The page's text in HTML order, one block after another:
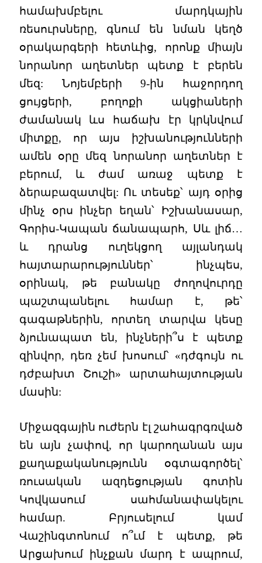
համախմբելու մարդկային
ռեսուրսները, գնում են նման կեղծ
օրակարգերի հետևից, որոնք միայն
նորանոր աղետներ պետք է բերեն
մեզ: Նոյեմբերի 9-ին հաջորդող
ցույցերի, բողոքի ակցիաների
ժամանակ ևս հաճախ էր կրկնվում
միտքը, որ այս իշխանությունների
ամեն օրը մեզ նորանոր աղետներ է
բերում, և ժամ առաջ պետք է
ձերաբազատվել: Ու տեսեք՝ այդ օրից
մինչ օրս ինչեր եղան՝ Իշխանասար,
Գորիս-Կապան ճանապարհ, Սև լիճ…
և դրանց ուղեկցող այլանդակ
հայտարարություններ՝ ինչպես,
օրինակ, թե բանակը ժողովուրդը
պաշտպանելու համար է, թե՝
գագաթներին, որտեղ տարվա կեսը
ձյունապատ են, ինչների՞ս է պետք
զինվոր, դեռ չեմ խոսում՝ «դժգույն ու
դժբախտ Շուշի» արտահայտության
մասին:
Միջազգային ուժերն էլ շահագրգռված
են այն չափով, որ կարողանան այս
քաղաքականությունն օգտագործել՝
ռուսական ազդեցության գոտին
Կովկասում սահմանափակելու
համար. Բրյուսելում կամ
Վաշինգտոնում ո՞ւմ է պետք, թե
Արցախում ինչքան մարդ է ապրում,